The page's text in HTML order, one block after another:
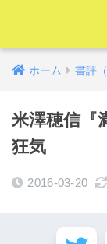
ホーム 書評
米澤穂信『
狂気
2016-03-20